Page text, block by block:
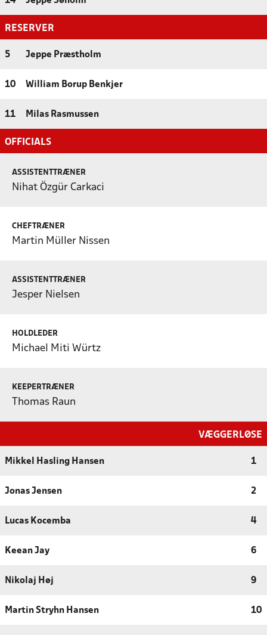
RESERVER
5 Jeppe Præstholm
10 William Borup Benkjer
11 Milas Rasmussen
OFFICIALS
ASSISTENTTRÆNER
Nihat Özgür Carkaci
CHEFTRÆNER
Martin Müller Nissen
ASSISTENTTRÆNER
Jesper Nielsen
HOLDLEDER
Michael Miti Würtz
KEEPERTRÆNER
Thomas Raun
VÆGGERLØSE
Mikkel Hasling Hansen 1
Jonas Jensen 2
Lucas Kocemba 4
Keean Jay 6
Nikolaj Høj 9
Martin Stryhn Hansen 10